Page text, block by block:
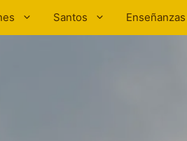
Santos Enseñanzas